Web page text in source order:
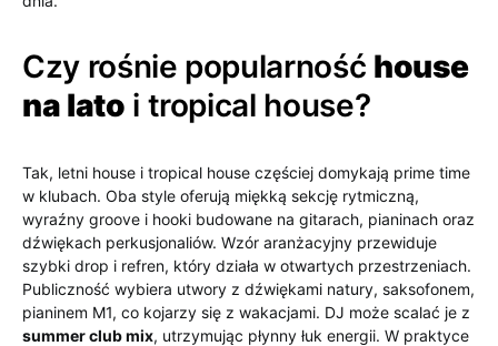
Czy rośnie popularność house
na lato i tropical house?
Tak, letni house i tropical house częściej domykają prime time
w klubach. Oba style oferują miękką sekcję rytmiczną,
wyraźny groove i hooki budowane na gitarach, pianinach oraz
dźwiękach perkusjonaliów. Wzór aranżacyjny przewiduje
szybki drop i refren, który działa w otwartych przestrzeniach.
Publiczność wybiera utwory z dźwiękami natury, saksofonem,
pianinem M1, co kojarzy się z wakacjami. DJ może scalać je z
summer club mix, utrzymując płynny łuk energii. W praktyce